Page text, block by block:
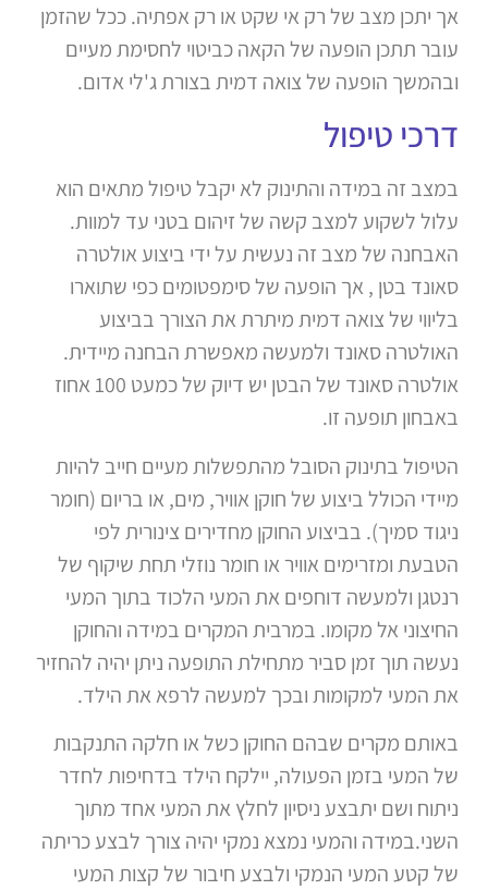
אך יתכן מצב של רק אי שקט או רק אפתיה. ככל שהזמן
עובר תתכן הופעה של הקאה כביטוי לחסימת מעיים
ובהמשך הופעה של צואה דמית בצורת ג'לי אדום.
דרכי טיפול
במצב זה במידה והתינוק לא יקבל טיפול מתאים הוא
עלול לשקוע למצב קשה של זיהום בטני עד למוות.
האבחנה של מצב זה נעשית על ידי ביצוע אולטרה
סאונד בטן , אך הופעה של סימפטומים כפי שתוארו
בליווי של צואה דמית מיתרת את הצורך בביצוע
האולטרה סאונד ולמעשה מאפשרת הבחנה מיידית.
אולטרה סאונד של הבטן יש דיוק של כמעט 100 אחוז
באבחון תופעה זו.
הטיפול בתינוק הסובל מהתפשלות מעיים חייב להיות
מיידי הכולל ביצוע של חוקן אוויר, מים, או בריום (חומר
ניגוד סמיך). בביצוע החוקן מחדירים צינורית לפי
הטבעת ומזרימים אוויר או חומר נוזלי תחת שיקוף של
רנטגן ולמעשה דוחפים את המעי הלכוד בתוך המעי
החיצוני אל מקומו. במרבית המקרים במידה והחוקן
נעשה תוך זמן סביר מתחילת התופעה ניתן יהיה להחזיר
את המעי למקומות ובכך למעשה לרפא את הילד.
באותם מקרים שבהם החוקן כשל או חלקה התנקבות
של המעי בזמן הפעולה, יילקח הילד בדחיפות לחדר
ניתוח ושם יתבצע ניסיון לחלץ את המעי אחד מתוך
השני.במידה והמעי נמצא נמקי יהיה צורך לבצע כריתה
של קטע המעי הנמקי ולבצע חיבור של קצות המעי